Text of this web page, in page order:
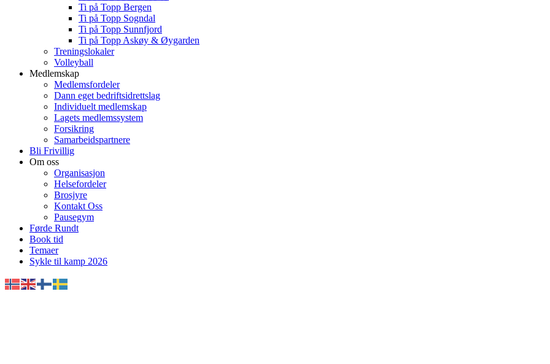
Ti på Topp Bergen
Ti på Topp Sogndal
Ti på Topp Sunnfjord
Ti på Topp Askøy & Øygarden
Treningslokaler
Volleyball
Medlemskap
Medlemsfordeler
Dann eget bedriftsidrettslag
Individuelt medlemskap
Lagets medlemssystem
Forsikring
Samarbeidspartnere
Bli Frivillig
Om oss
Organisasjon
Helsefordeler
Brosjyre
Kontakt Oss
Pausegym
Førde Rundt
Book tid
Temaer
Sykle til kamp 2026